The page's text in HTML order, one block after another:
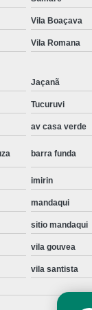
Instalação
Instalar
Maquina de
Lavar
Instalação
e Seca
Instalação
Seca
Lava e
Samsung
Fogão a Gas
Vila Boaçava
Vila Romana
Jaçanã
Tucuruvi
av casa verde
barra funda
imirin
mandaqui
sitio mandaqui
vila gouvea
vila santista